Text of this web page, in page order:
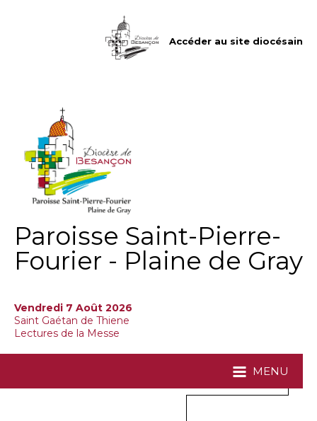
Accéder au site diocésain
Paroisse Saint-Pierre-
Fourier - Plaine de Gray
Vendredi 7 Août 2026
Saint Gaétan de Thiene
Lectures de la Messe
MENU